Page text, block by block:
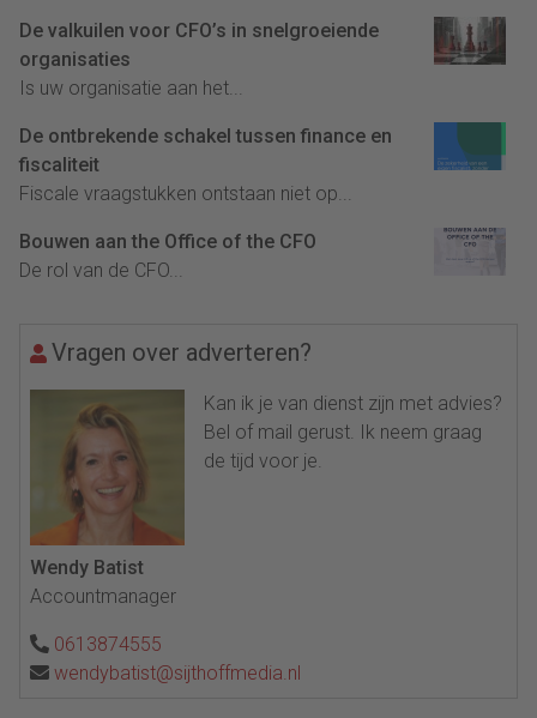
De valkuilen voor CFO’s in snelgroeiende
organisaties
Is uw organisatie aan het...
De ontbrekende schakel tussen finance en
fiscaliteit
Fiscale vraagstukken ontstaan niet op...
Bouwen aan the Office of the CFO
De rol van de CFO...
Vragen over adverteren?
Kan ik je van dienst zijn met advies?
Bel of mail gerust. Ik neem graag
de tijd voor je.
Wendy Batist
Accountmanager
0613874555
wendybatist@sijthoffmedia.nl